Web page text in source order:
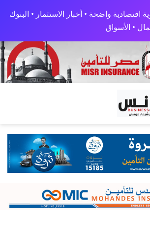
اقتصادية واضحة • أخبار الاستثمار • البنوك
• الأسواق